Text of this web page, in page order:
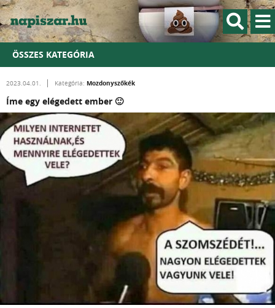
ÖSSZES KATEGÓRIA
2023.04.01. Kategória: Mozdonyszőkék
Íme egy elégedett ember 🙂